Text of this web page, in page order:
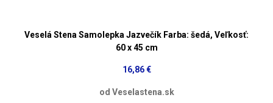
Veselá Stena Samolepka Jazvečík Farba: šedá, Veľkosť:
60 x 45 cm
16,86 €
od Veselastena.sk